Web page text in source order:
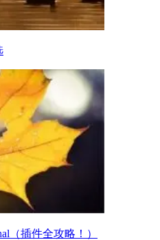
（插件全攻略！）